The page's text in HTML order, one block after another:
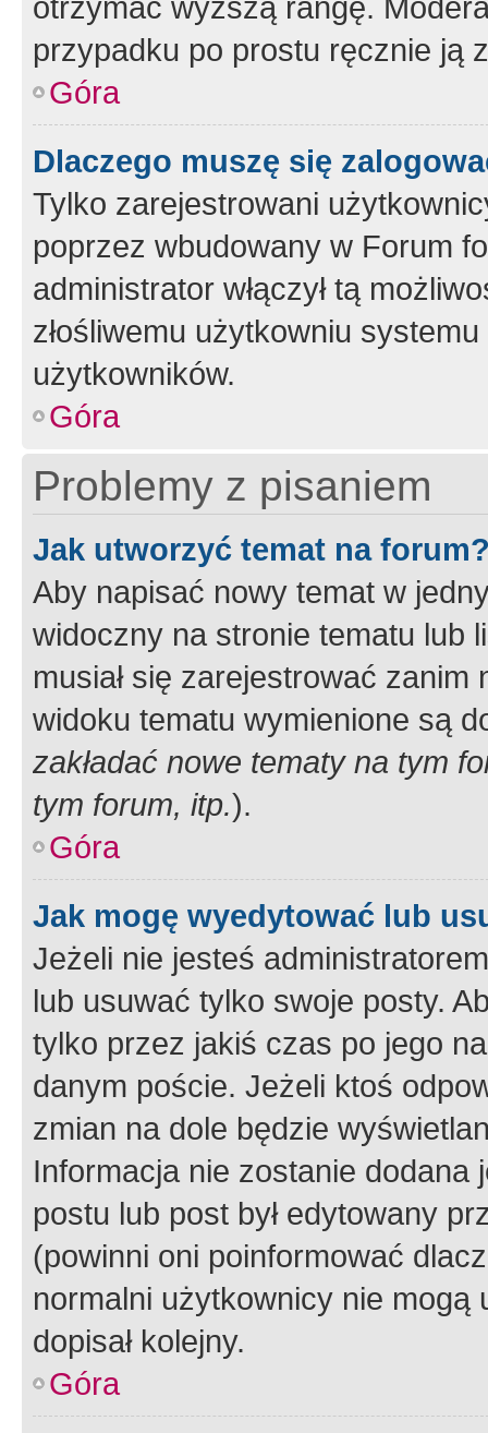
przypadku po prostu ręcznie ją
Góra
Dlaczego muszę się
Tylko zarejestrowani
poprzez wbudowany w Forum
administrator włączył tą
złośliwemu użytkowniu
użytkowników.
Góra
Problemy z pisaniem
Jak utworzyć temat na
Aby napisać nowy temat w
widoczny na stronie tematu lub
musiał się zarejestrować
widoku tematu wymienione są
zakładać nowe tematy na tym
tym forum, itp.).
Góra
Jak mogę wyedytować lub
Jeżeli nie jesteś
lub usuwać tylko swoje posty.
tylko przez jakiś czas po jego
danym poście. Jeżeli ktoś
zmian na dole będzie
Informacja nie zostanie dodana
postu lub post był edytowany
(powinni oni poinformować
normalni użytkownicy nie
dopisał kolejny.
Góra